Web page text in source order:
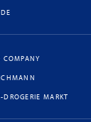
COMPANY
DROGERIE MARKT